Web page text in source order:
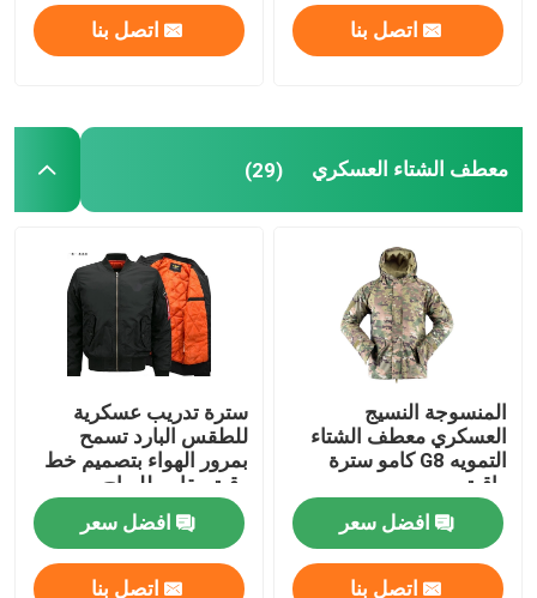
معدات التخييم العسكرية
قفازات ركوب مقاومة للماء
ملابس السلامة العاكسة
النماذج العسكرية الحديثة
الزي العسكري المخصص
اتصل بنا اتصل بنا
معطف الشتاء العسكري (29)
المنسوجة النسيج
العسكري معطف الشتاء
التمويه G8 كامو سترة
واقية
افضل سعر
اتصل بنا
سترة تدريب عسكرية
للطقس البارد تسمح
بمرور الهواء بتصميم خط
رقبة مقاوم للرياح
افضل سعر
اتصل بنا